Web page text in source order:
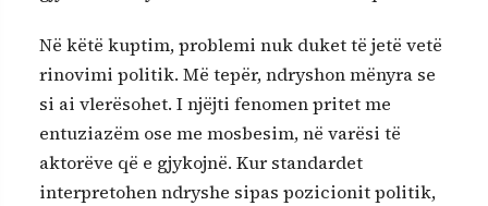
Në këtë kuptim, problemi nuk duket të jetë vetë
rinovimi politik. Më tepër, ndryshon mënyra se
si ai vlerësohet. I njëjti fenomen pritet me
entuziazëm ose me mosbesim, në varësi të
aktorëve që e gjykojnë. Kur standardet
interpretohen ndryshe sipas pozicionit politik,